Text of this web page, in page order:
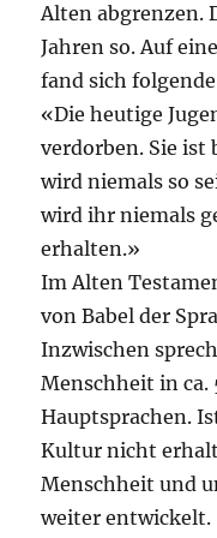
Alten abgrenzen.
Jahren so. Auf
fand sich
«Die heutige
verdorben. Sie ist
wird niemals so
wird ihr niemals
erhalten.»
Im Alten
von Babel der
Inzwischen
Menschheit in ca.
Hauptsprachen.
Kultur nicht
Menschheit und
weiter entwickelt.